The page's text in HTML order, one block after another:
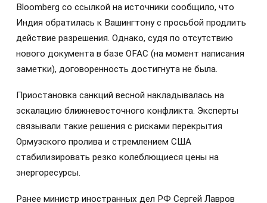
Bloomberg со ссылкой на источники сообщило, что
Индия обратилась к Вашингтону с просьбой продлить
действие разрешения. Однако, судя по отсутствию
нового документа в базе OFAC (на момент написания
заметки), договоренность достигнута не была.
Приостановка санкций весной накладывалась на
эскалацию ближневосточного конфликта. Эксперты
связывали такие решения с рисками перекрытия
Ормузского пролива и стремлением США
стабилизировать резко колеблющиеся цены на
энергоресурсы.
Ранее министр иностранных дел РФ Сергей Лавров